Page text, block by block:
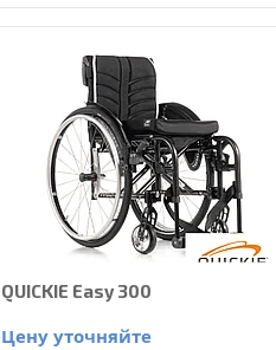
QUICKIE Easy 300
Цену уточняйте